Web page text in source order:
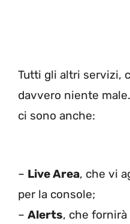
Tutti gli altri servizi,
davvero niente
ci sono anche:
– Live Area, che vi
per la console;
– Alerts, che